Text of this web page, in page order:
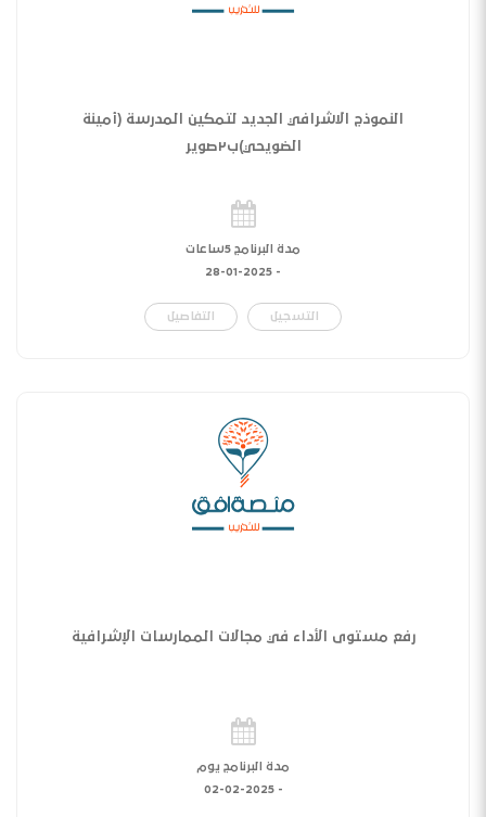
النموذج الاشرافي الجديد لتمكين المدرسة (أمينة
الضويحي)ب٢صوير
مدة البرنامج 5ساعات
-
28-01-2025
التسجيل التفاصيل
رفع مستوى الأداء في مجالات الممارسات الإشرافية
مدة البرنامج يوم
-
02-02-2025